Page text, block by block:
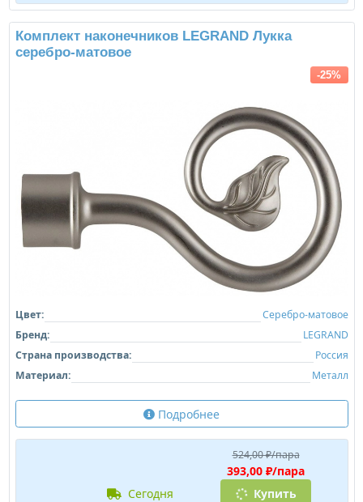
Комплект наконечников LEGRAND Лукка
серебро-матовое
-25%
Цвет:
Серебро-матовое
Бренд:
LEGRAND
Страна производства:
Россия
Материал:
Металл
Подробнее
524,00 ₽/пара
393,00 ₽/пара
сегодня
Купить